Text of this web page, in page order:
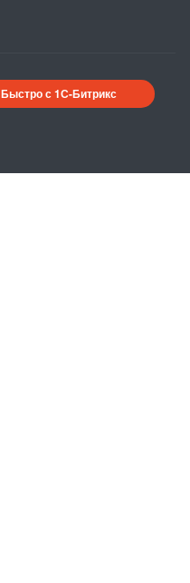
Быстро с 1С-Битрикс